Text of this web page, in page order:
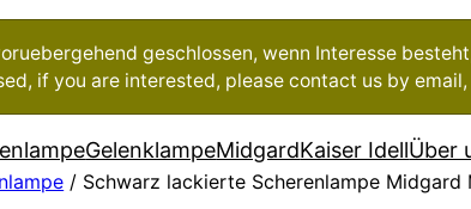
geschlossen, wenn Interesse
if you are interested, please contact us by
GelenklampeMidgardKaiser IdellÜber
/ Schwarz lackierte Scherenlampe Midgard